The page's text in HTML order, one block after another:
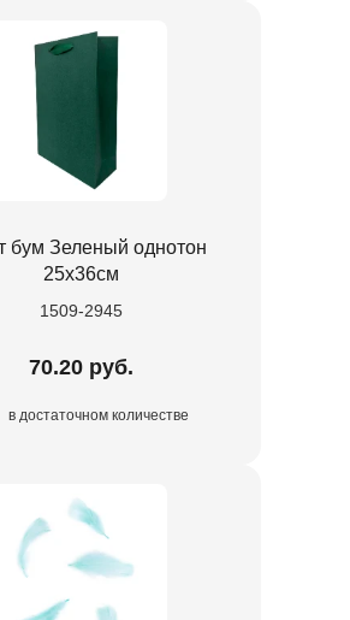
бум Зеленый однотон
25х36см
1509-2945
70.20 руб.
в достаточном количестве